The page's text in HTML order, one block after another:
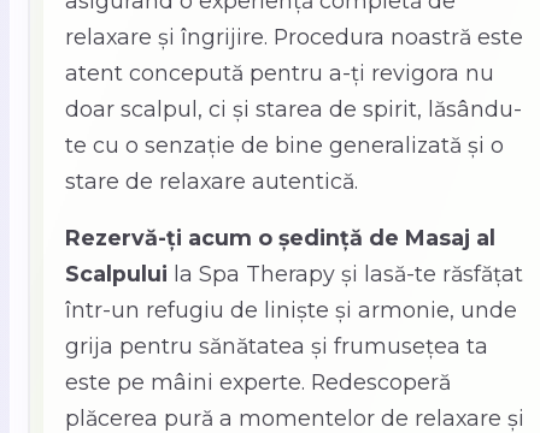
relaxare și îngrijire. Procedura noastră este
atent concepută pentru a-ți revigora nu
doar scalpul, ci și starea de spirit, lăsându-
te cu o senzație de bine generalizată și o
stare de relaxare autentică.
Rezervă-ți acum o ședință de Masaj al
Scalpului la Spa Therapy și lasă-te răsfățat
într-un refugiu de liniște și armonie, unde
grija pentru sănătatea și frumusețea ta
este pe mâini experte. Redescoperă
plăcerea pură a momentelor de relaxare și